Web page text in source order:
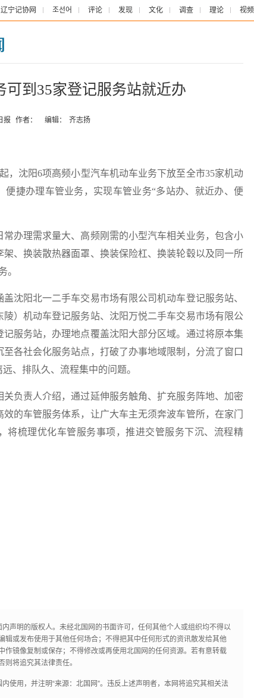
辽宁记协网 조선어 评论 发现 文化 调查 理论 视频
可到35家登记服务站就近办
报 作者： 编辑： 齐志扬
沈阳6项高频小型汽车机动车业务下放至全市35家机动
便捷办理车管业务，实现车管业务“多站办、就近办、便
理需求量大、高频刚需的小型汽车相关业务，包含小
、换装散热器面罩、换装保险杠、换装轮毂以及同一所
。
阳北一二手车交易市场有限公司机动车登记服务站、
）机动车登记服务站、沈阳万悦二手车交易市场有限公
服务站，办理地点覆盖沈阳大部分区域。通过将原本集
各社会化服务站点，打破了办事地域限制，分流了窗口
、排队久、流程集中的问题。
责人介绍，通过延伸服务触角、扩充服务阵地、加密
的车管服务体系，让广大车主无须奔波车管所，在家门
将梳理优化车管服务事项，推进交管服务下沉、流程精
声明的版权人。未经北国网的书面许可，任何其他个人或组织均不得以
辑或发布使用于其他任何场合；不得把其中任何形式的资讯散发给其他
作镜像复制或保存；不得修改或再使用北国网的任何资源。若有意转载
将追究其法律责任。
使用，并注明“来源：北国网”。违反上述声明者，本网将追究其相关法